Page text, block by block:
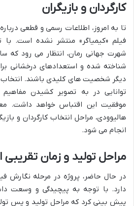
کارگردان و بازیگران
تا به امروز، اطلاعات رسمی و قطعی
فیلم «کیمیاگر» منتشر نشده است.
شهرت جهانی رمان، انتظار می رود که
شناخته شده و استعدادهای درخشانی
دیگر شخصیت های کلیدی باشند. انتخاب
توانایی در به تصویر کشیدن
موفقیت این اقتباس خواهد داشت.
هالیوودی، مراحل انتخاب کارگردان و
انجام می شود.
مراحل تولید و زمان تقریبی
در حال حاضر، پروژه در مرحله نگارش
دارد. با توجه به پیچیدگی و وسعت
پیش بینی کرد که مراحل تولید و پس